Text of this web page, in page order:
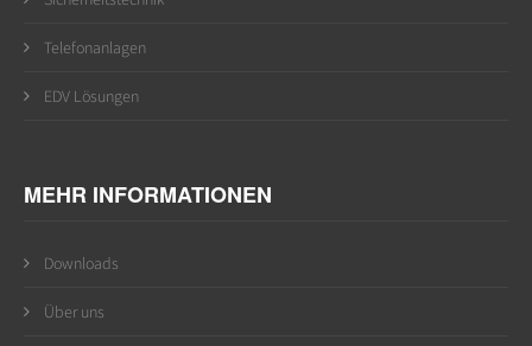
Telefonanlagen
EDV Lösungen
MEHR INFORMATIONEN
Downloads
Über uns